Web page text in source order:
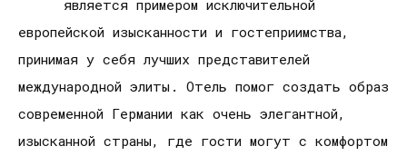
является примером исключительной
европейской изысканности и гостеприимства,
принимая у себя лучших представителей
международной элиты. Отель помог создать образ
современной Германии как очень элегантной,
изысканной страны, где гости могут с комфортом